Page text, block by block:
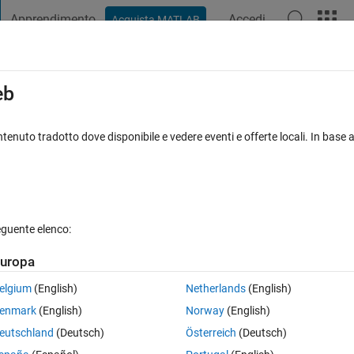
Apprendimento Acquista MATLAB Accedi
to hours
0 voti
convert whole numbers into HH:MM format? Like say 1156 into
tradotto dove disponibile e vedere eventi e offerte locali. In
elenco:
(English)
(English)
(Deutsch)
Netherlands(English)
Norway(English)
Österreich (Deutsch)